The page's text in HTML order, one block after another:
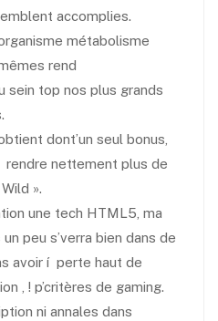
accomplies.
métabolisme
rend
sein top nos plus grands
dont’un seul bonus,
rendre nettement plus de
».
une tech HTML5, ma
peu s’verra bien dans de
avoir í perte haut de
, ! p’critères de gaming.
ni annales dans